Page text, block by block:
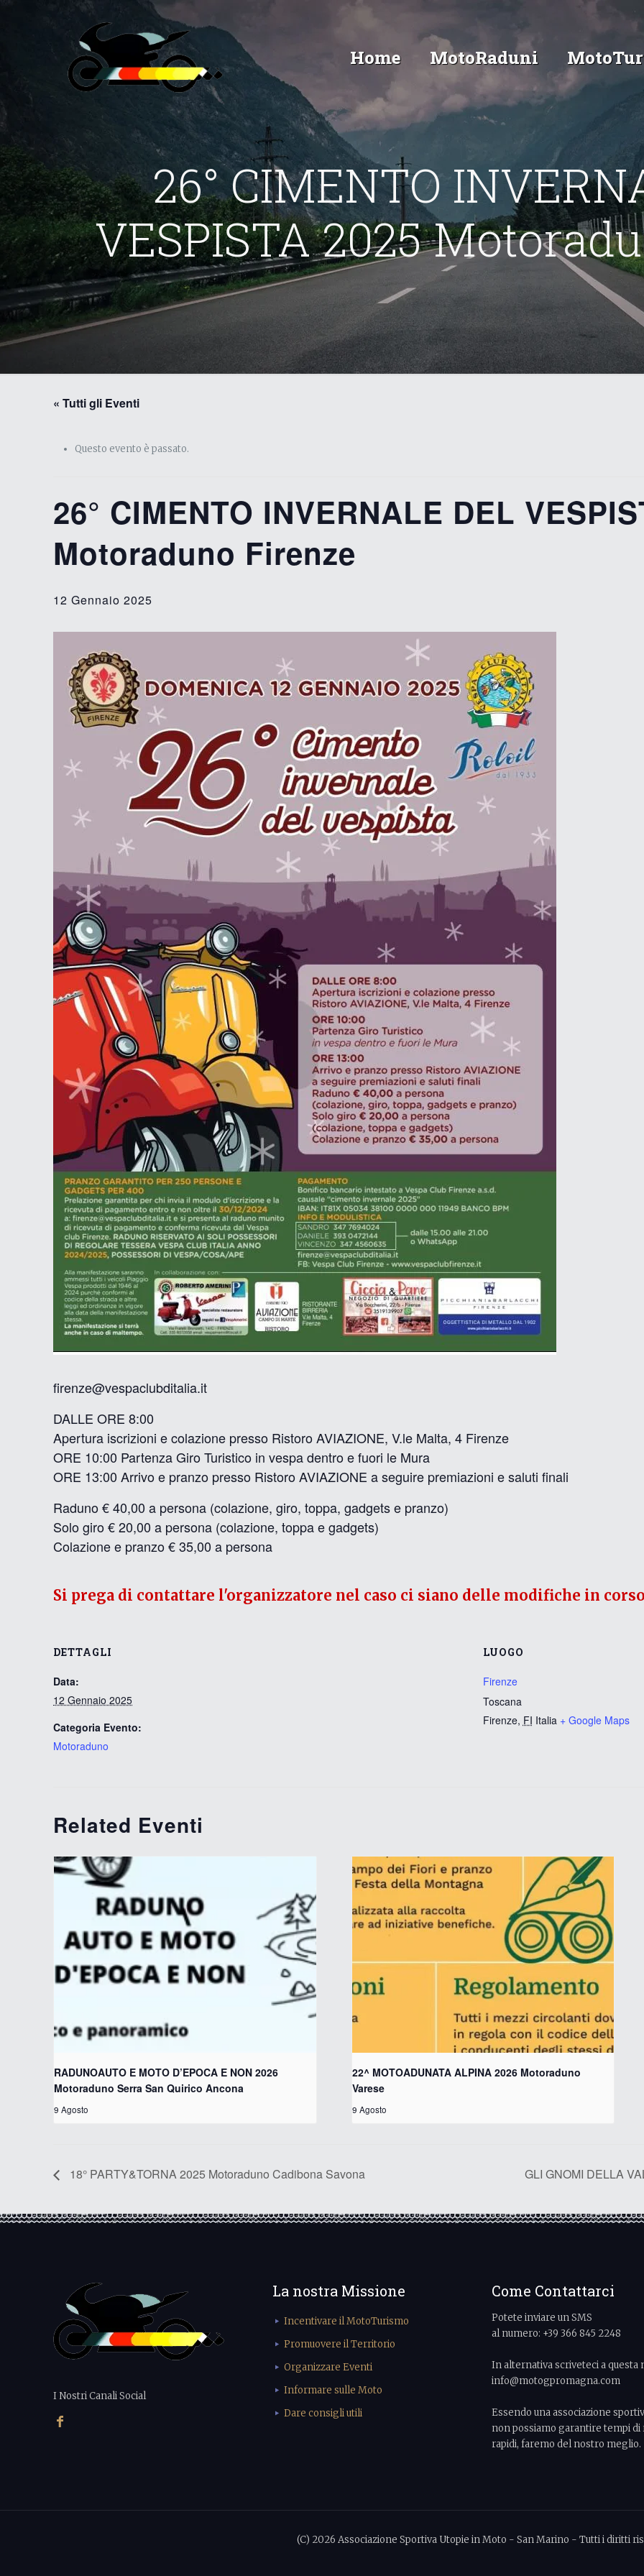
Home MotoRaduni
26° CIMENTO
VESPISTA 2025
« Tutti gli Eventi
Questo evento è passato.
26° CIMENTO INVERNALE DEL
Motoraduno Firenze
12 Gennaio 2025
firenze@vespaclubditalia.it
DALLE ORE 8:00
Apertura iscrizioni e colazione presso Ristoro AVIAZIONE, V.le Malta, 4 Firenze
ORE 10:00 Partenza Giro Turistico in vespa dentro e fuori le Mura
ORE 13:00 Arrivo e pranzo presso Ristoro AVIAZIONE a seguire premiazioni e saluti finali
Raduno € 40,00 a persona (colazione, giro, toppa, gadgets e pranzo)
Solo giro € 20,00 a persona (colazione, toppa e gadgets)
Colazione e pranzo € 35,00 a persona
DETTAGLI
Data:
12 Gennaio 2025
Categoria Evento:
Motoraduno
LUOGO
Firenze
Toscana
Firenze, FI Italia + Google Maps
Related Eventi
RADUNOAUTO E MOTO D’EPOCA E NON 2026
Motoraduno Serra San Quirico Ancona
9 Agosto
22^ MOTOADUNATA ALPINA 2026 Motoraduno
Varese
9 Agosto
Si prega di contattare l'organizzatore nel caso ci siano delle modifiche in
18° PARTY&TORNA 2025 Motoraduno Cadibona Savona GLI GNOMI DELLA
I Nostri Canali Social
La nostra Missione
Incentivare il MotoTurismo
Promuovere il Territorio
Organizzare Eventi
Informare sulle Moto
Dare consigli utili
Come Contattarci
Potete inviare un SMS
al numero: +39 366 845 2248
In alternativa scriveteci a questa
info@motogpromagna.com
Essendo una associazione
non possiamo garantire tempi di
rapidi, faremo del nostro meglio.
(C) 2026 Associazione Sportiva Utopie in Moto - San Marino - Tutti i diritti